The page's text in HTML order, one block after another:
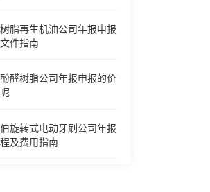
脂再生机油公司年报申报
件指南
醛树脂公司年报申报的价
旋转式电动牙刷公司年报
及费用指南